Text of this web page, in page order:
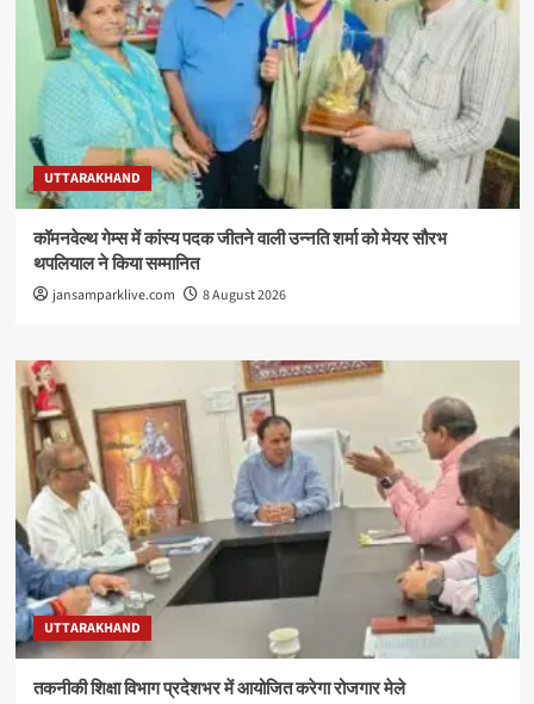
UTTARAKHAND
कॉमनवेल्थ गेम्स में कांस्य पदक जीतने वाली उन्नति शर्मा को मेयर सौरभ
थपलियाल ने किया सम्मानित
jansamparklive.com 8 August 2026
UTTARAKHAND
तकनीकी शिक्षा विभाग प्रदेशभर में आयोजित करेगा रोजगार मेले